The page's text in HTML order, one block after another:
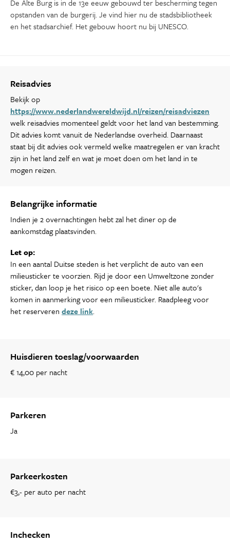
De Alte Burg is in de 13e eeuw gebouwd ter bescherming tegen
opstanden van de burgerij. Je vind hier nu de stadsbibliotheek
en het stadsarchief. Het gebouw hoort nu bij UNESCO.
Reisadvies
Bekijk op
https://www.nederlandwereldwijd.nl/reizen/reisadviezen
welk reisadvies momenteel geldt voor het land van bestemming.
Dit advies komt vanuit de Nederlandse overheid. Daarnaast
staat bij dit advies ook vermeld welke maatregelen er van kracht
zijn in het land zelf en wat je moet doen om het land in te
mogen reizen.
Belangrijke informatie
Indien je 2 overnachtingen hebt zal het diner op de
aankomstdag plaatsvinden.
Let op:
In een aantal Duitse steden is het verplicht de auto van een
milieusticker te voorzien. Rijd je door een Umweltzone zonder
sticker, dan loop je het risico op een boete. Niet alle auto's
komen in aanmerking voor een milieusticker. Raadpleeg voor
het reserveren deze link.
Huisdieren toeslag/voorwaarden
€ 14,00 per nacht
Parkeren
Ja
Parkeerkosten
€3,- per auto per nacht
Inchecken